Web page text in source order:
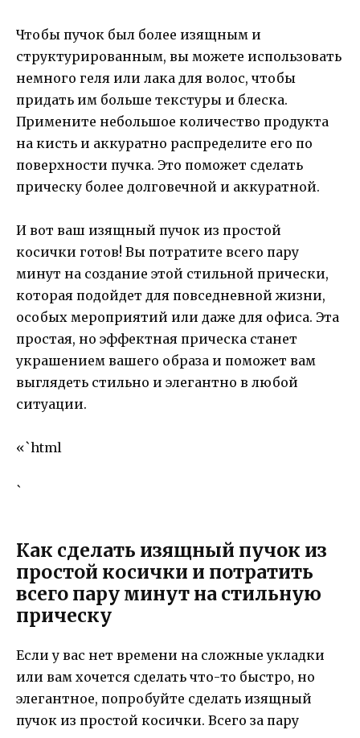
Чтобы пучок был более изящным и
структурированным, вы можете использовать
немного геля или лака для волос, чтобы
придать им больше текстуры и блеска.
Примените небольшое количество продукта
на кисть и аккуратно распределите его по
поверхности пучка. Это поможет сделать
прическу более долговечной и аккуратной.
И вот ваш изящный пучок из простой
косички готов! Вы потратите всего пару
минут на создание этой стильной прически,
которая подойдет для повседневной жизни,
особых мероприятий или даже для офиса. Эта
простая, но эффектная прическа станет
украшением вашего образа и поможет вам
выглядеть стильно и элегантно в любой
ситуации.
«`html
`
Как сделать изящный пучок из
простой косички и потратить
всего пару минут на стильную
прическу
Если у вас нет времени на сложные укладки
или вам хочется сделать что-то быстро, но
элегантное, попробуйте сделать изящный
пучок из простой косички. Всего за пару